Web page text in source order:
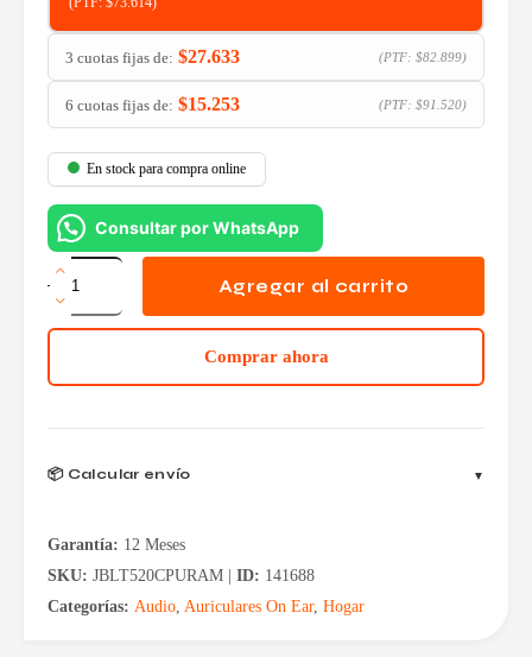
3 cuotas fijas de: $27.633 (PTF: $82.899)
6 cuotas fijas de: $15.253 (PTF: $91.520)
En stock para compra online
Consultar por WhatsApp
Auricular
JBL
T520C
USB
cantidad
Agregar al carrito
Comprar ahora
📦 Calcular envío
Garantía: 12 Meses
SKU: JBLT520CPURAM | ID: 141688
Categorías: Audio Auriculares On Ear, Hogar